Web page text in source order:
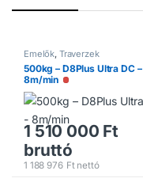
Emelők, Traverzek
500kg – D8Plus Ultra DC –
8m/min Nincs raktáron
1 510 000 Ft
bruttó
1 188 976 Ftnettó